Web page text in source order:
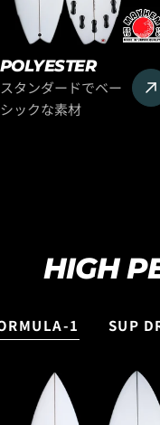
POLYESTER
スタンダードでベー
シックな素材
HIGH
1 SUP